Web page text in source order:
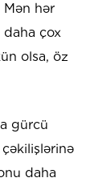
Mən hər
daha çox
olsa, öz
gürcü
daha